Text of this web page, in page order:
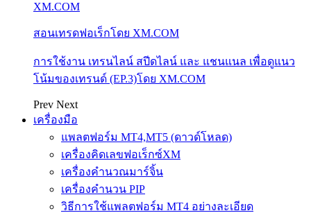
XM.COM
สอนเทรดฟอเร็กโดย XM.COM
การใช้งาน เทรนไลน์ สปีดไลน์ และ แชนแนล เพื่อดูแนว
โน้มของเทรนด์ (EP.3)โดย XM.COM
Prev Next
เครื่องมือ
แพลตฟอร์ม MT4,MT5 (ดาวด์โหลด)
เครื่องคิดเลขฟอเร็กซ์XM
เครื่องคำนวณมาร์จิ้น
เครื่องคำนวน PIP
วิธีการใช้แพลตฟอร์ม MT4 อย่างละเอียด